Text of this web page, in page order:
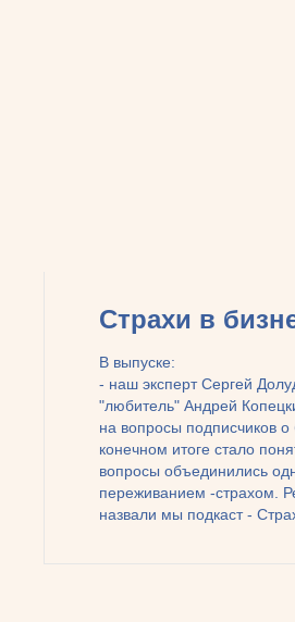
Страхи в
В выпуске:
- наш эксперт Сергей
"любитель" Андрей
на вопросы подписчиков о
конечном итоге стало
вопросы объединились
переживанием -страхом.
назвали мы подкаст -